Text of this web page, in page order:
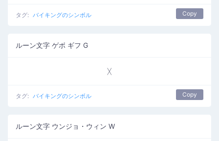
タグ: バイキングのシンボル Copy
ルーン文字 ゲボ ギフ G
ᚷ
タグ: バイキングのシンボル Copy
ルーン文字 ウンジョ・ウィン W